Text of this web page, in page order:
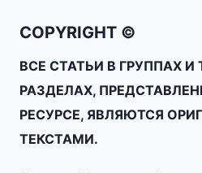
COPYRIGHT ©
ВСЕ СТАТЬИ В ГРУППАХ
РАЗДЕЛАХ,
РЕСУРСЕ, ЯВЛЯЮТСЯ
ТЕКСТАМИ.